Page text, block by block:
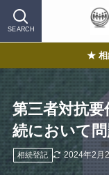
SEARCH
★ 相
第三者対抗
続において
相続登記 2024年2月